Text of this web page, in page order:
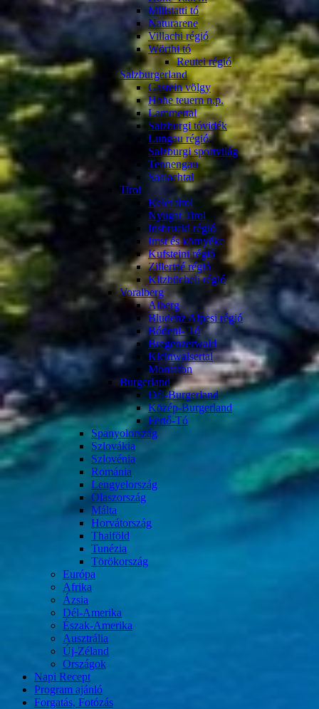
Millstatti tó
Naturarene
Villachi régió
Wörthi tó
Reutei régió
Salzburgerland
Gastein völgy
Hohe teuern n.p.
Lammertal
Salzburgi tóvidék
Lungau régió
Salzburgi sportvilág
Tennengau
Saalachtal
Tirol
Kelet tirol
Nyugat Tirol
Insbrucki régió
Imst és környéke
Kufsteini régió
Zillertaé régió
Kitzbücheli régió
Voralberg
Alberg
Bludenz Alpesi régió
Bódeni- Tó
Bregenzerwald
Kleinwalsertal
Montafon
Burgerland
Dél-Burgerland
Közép-Burgerland
Fertő-Tó
Spanyolország
Szlovákia
Szlovénia
Románia
Lengyelország
Olaszország
Málta
Horvátország
Thaiföld
Tunézia
Törökország
Európa
Afrika
Ázsia
Dél-Amerika
Észak-Amerika
Ausztrália
Új-Zéland
Országok
Napi Recept
Program ajánló
Forgatás, Fotózás